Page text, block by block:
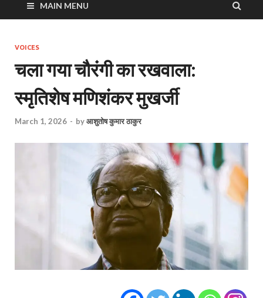
MAIN MENU
VOICES
चला गया चौरंगी का रखवाला:
स्मृतिशेष मणिशंकर मुखर्जी
March 1, 2026 - byआशुतोष कुमार ठाकुर